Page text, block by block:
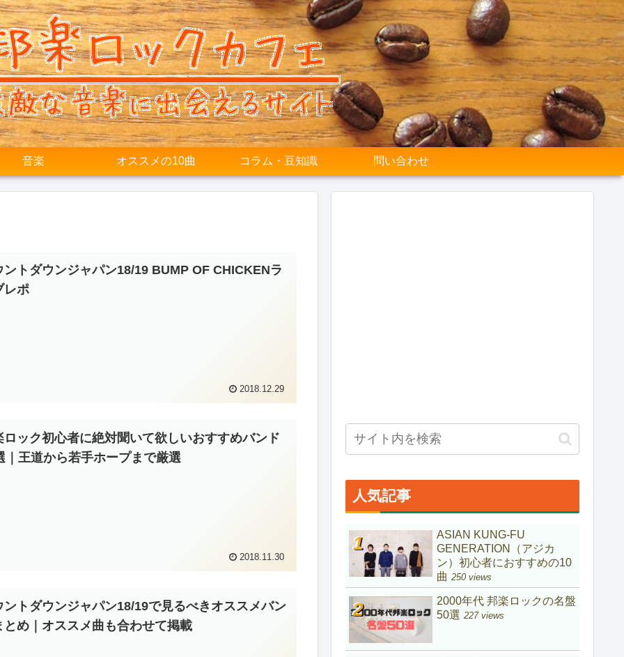
音楽 オススメの10曲 コラム・豆知識 問い合わせ
ントダウンジャパン18/19 BUMP OF CHICKENラ
レポ
2018.12.29
ロック初心者に絶対聞いて欲しいおすすめバンド
｜王道から若手ホープまで厳選
2018.11.30
ントダウンジャパン18/19で見るべきオススメバン
とめ｜オススメ曲も合わせて掲載
人気記事
ASIAN KUNG-FU
GENERATION（アジカ
ン）初心者におすすめの10
曲 250 views
2000年代 邦楽ロックの名盤
50選 227 views